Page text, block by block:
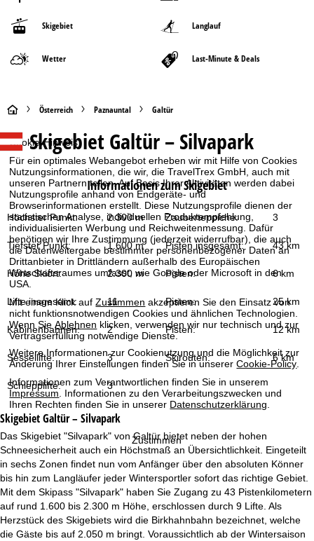
Cookie-Hinweis
Für ein optimales Webangebot erheben wir mit Hilfe von Cookies
Nutzungsinformationen, die wir, die TravelTrex GmbH, auch mit
unseren Partnern teilen. Auf Basis Ihrer Aktivitäten werden dabei
Nutzungsprofile anhand von Endgeräte- und
Browserinformationen erstellt. Diese Nutzungsprofile dienen der
statistischen Analyse, individuellen Produktempfehlung,
individualisierten Werbung und Reichweitenmessung. Dafür
benötigen wir Ihre Zustimmung (jederzeit widerrufbar), die auch
die Datenweitergabe bestimmter personenbezogener Daten an
Drittanbieter in Drittländern außerhalb des Europäischen
Wirtschaftsraumes umfasst, wie Google oder Microsoft in den
USA.
Mit einem Klick aufZustimmen akzeptieren Sie den Einsatz von
nicht funktionsnotwendigen Cookies und ähnlichen Technologien.
Wenn SieAblehnen klicken, verwenden wir nur technisch und zur
Vertragserfüllung notwendige Dienste.
Weitere Informationen zur Cookienutzung und die Möglichkeit zur
Änderung Ihrer Einstellungen finden Sie in unsererCookie-Policy
Informationen zum Verantwortlichen finden Sie in unserem
Impressum . Informationen zu den Verarbeitungszwecken und
Ihren Rechten finden Sie in unserer Datenschutzerklärung
Zustimmen
Skigebiet Langlauf
Wetter Last-Minute & Deals
S
t
a
r
t
s
e
i
t
e
Österreich Paznauntal Galtür
SkigebietGaltür – Silvapark
Informationen zum Skigebiet
Höchster Punkt: 2.300 m Zauberteppiche: 3
Tiefster Punkt: 1.600 m Pisten insgesamt: 43 km
Höhe Skiort: 2.300 m Pisten: 6 km
Lifte insgesamt: 11 Pisten: 25 km
Kabinenbahnen: 2 Pisten: 12 km
Sessellifte: 3 Skirouten: 6 km
Schlepplifte: 3
SkigebietGaltür – Silvapark
Das Skigebiet "Silvapark" von Galtür bietet neben der hohen
Schneesicherheit auch ein Höchstmaß an Übersichtlichkeit. Eingeteilt
in sechs Zonen findet nun vom Anfänger über den absoluten Könner
bis hin zum Langläufer jeder Wintersportler sofort das richtige Gebiet.
Mit dem Skipass "Silvapark" haben Sie Zugang zu 43 Pistenkilometern
auf rund 1.600 bis 2.300 m Höhe, erschlossen durch 9 Lifte. Als
Herzstück des Skigebiets wird die Birkhahnbahn bezeichnet, welche
die Gäste bis auf 2.050 m bringt. Voraussichtlich ab der Wintersaison